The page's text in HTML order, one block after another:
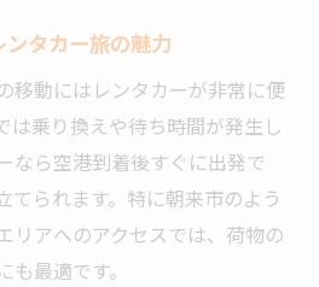
ンタカーの選び方ポイント
した車種とプラン比較
来市までの所要時間を短縮
でレンタカーで直行する方法
すすめレンタカープラン
タカー旅の魅力
移動にはレンタカーが非常に便
は乗り換えや待ち時間が発生し
なら空港到着後すぐに出発で
てられます。特に朝来市のよう
リアへのアクセスでは、荷物の
最適です。